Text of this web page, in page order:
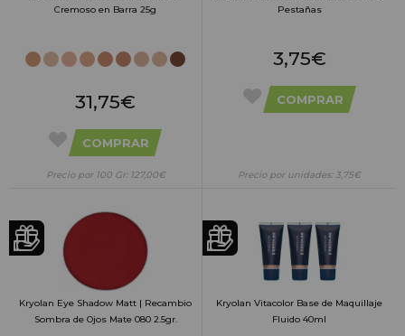
Cremoso en Barra 25g
31,75€
COMPRAR
Precio por 100 Gr: 127,00€
Pestañas
3,75€
COMPRAR
Precio por unidades: 3,75€
Kryolan Eye Shadow Matt | Recambio
Sombra de Ojos Mate 080 2.5gr.
Kryolan Vitacolor Base de Maquillaje
Fluido 40ml